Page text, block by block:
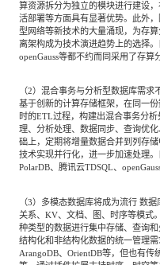
算资源拆分为独立的模块进行建设
活部署等方面具有显著优势。此外
型网络等新技术的大量涌现，为存
离架构成为技术演进趋势上的选择。
openGauss等都不约而同采用了存
（2）混合事务与分析型数据库需求
基于创新的计算存储框架，在同一
时的ETL过程，构建出混合事务分
理、分析处理、数据同步、查询优
础上，定期将增量数据合并到列存
技术实现并行化，进一步加速处理
PolarDB、腾讯云TDSQL、
（3）多模态数据库将成为流行 数
关系、KV、文档、图、时序等模式
种类型的数据进行集中存储、查询
结构化和非结构化数据的统一管理
ArangoDB、OrientDB等，但也有传